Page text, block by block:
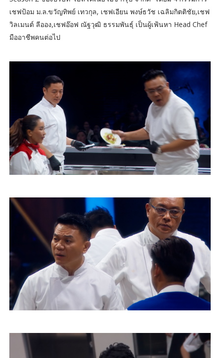
เชฟป้อม ม.ล.ขวัญทิพย์ เทวกุล, เชฟเอียน พงษ์ธวัช เฉลิมกิตติชัย,เชฟ
วิลเมนต์ ลีออง,เชฟอ๊อฟ ณัฐวุฒิ ธรรมพันธุ์ เป็นผู้เฟ้นหา Head Chef
มืออาชีพคนต่อไป